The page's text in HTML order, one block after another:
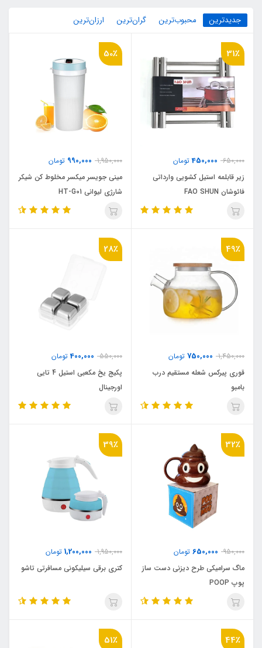
جدیدترین محبوب‌ترین گران‌ترین ارزان‌ترین
31٪
650,000
450,000تومان
زیر قابلمه استیل کشویی وارداتی
فائوشان FAO SHUN
50٪
1,950,000
990,000 تومان
مینی جویسر میکسر مخلوط کن شیکر
شارژی لیوانی HT-G01
49٪
1,450,000
750,000 تومان
قوری پیرکس شعله مستقیم درب
بامبو
28٪
550,000
400,000تومان
پکیج یخ مکعبی استیل 4 تایی
اورجینال
32٪
950,000
650,000 تومان
ماگ سرامیکی طرح دیزنی دست ساز
پوپ POOP
39٪
1,950,000
1,200,000 تومان
کتری برقی سیلیکونی مسافرتی تاشو
44٪ 51٪